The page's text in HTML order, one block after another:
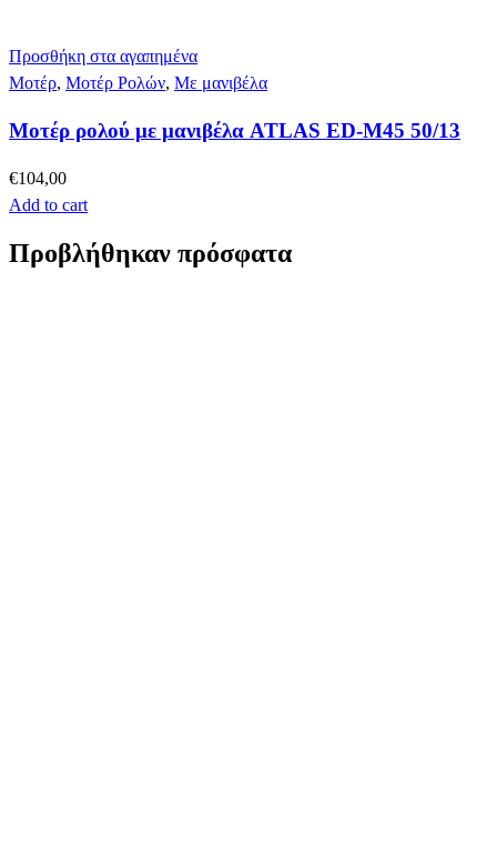
Προσθήκη στα αγαπημένα
Μοτέρ, Μοτέρ Ρολών, Με μανιβέλα
Μοτέρ ρολού με μανιβέλα ATLAS ED-M45 50/13
€104,00
Add to cart
Προβλήθηκαν πρόσφατα